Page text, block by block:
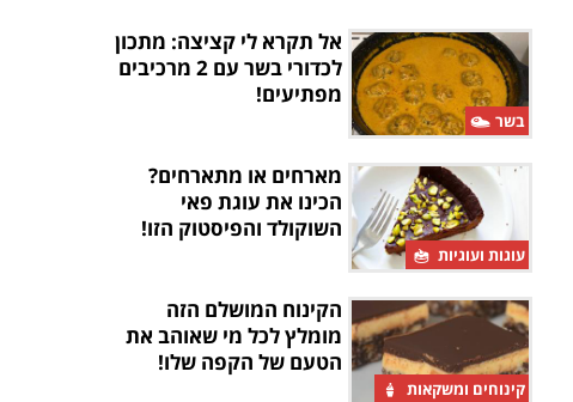
בשר
אל תקרא לי קציצה: מתכון
לכדורי בשר עם 2 מרכיבים
מפתיעים!
עוגות ועוגיות
מארחים או מתארחים?
הכינו את עוגת פאי
השוקולד והפיסטוק הזו!
קינוחים ומשקאות
הקינוח המושלם הזה
מומלץ לכל מי שאוהב את
הטעם של הקפה שלו!